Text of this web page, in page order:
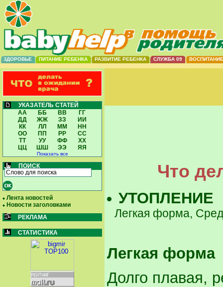
ЗДОРОВЬЕ ПИТАНИЕ РЕБЕНКА РАЗВИТИЕ РЕБЕНКА СЛУЖБА 09 ВОСПИТАНИЕ
УКАЗАТЕЛЬ СТАТЕЙ
АА
ББ ВВ
ГГ
ДД
ЖЖ ЗЗ
ИИ
КК
ЛЛ ММ
НН
ОО
ПП РР
СС
ТТ
УУ ФФ
ХХ
ЦЦ
ШШ ЭЭ ЯЯ
Показать все
ПОИСК
Лента новостей
Новости заголовками
РЕКЛАМА
СТАТИСТИКА
Что
УТОПЛЕНИЕ
Легкая форма,
Легкая форма
Долго плавая,